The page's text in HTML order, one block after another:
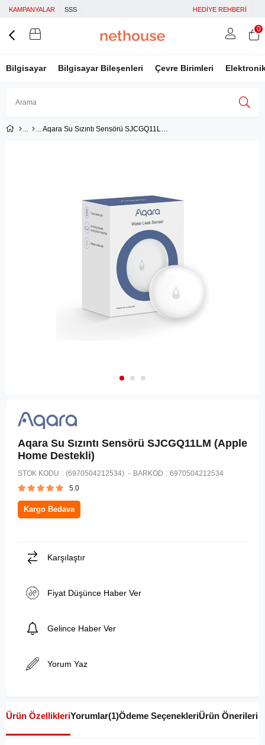
KAMPANYALAR SSS HEDİYE REHBERİ
Bilgisayar Bilgisayar Bileşenleri Çevre Birimleri
Facebook İle Bağlan
0
Aqara Su Sızıntı Sensörü SJCGQ11LM (Apple Home Destekli)
Aqara Su Sızıntı Sensörü SJCGQ11LM (Apple
Home Destekli)
STOK KODU (6970504212534) BARKOD : 6970504212534
5.0
Kargo Bedava
Karşılaştır
Fiyat Düşünce Haber Ver
Gelince Haber Ver
Yorum Yaz
Ürün ÖzellikleriYorumlar(1)Ödeme SeçenekleriÜrün Önerileri